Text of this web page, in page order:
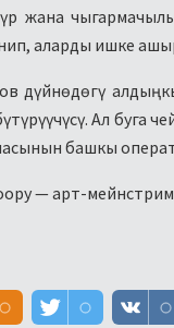
жана
аларды ишке
дүйнөдөгү
Ал буга
башкы
— арт-мейнстрим